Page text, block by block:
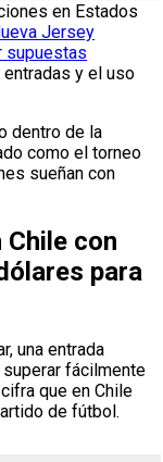
en Estados
Jersey
supuestas
y el uso
dentro de la
como el torneo
sueñan con
con
para
una entrada
fácilmente
cifra que en Chile
de fútbol.